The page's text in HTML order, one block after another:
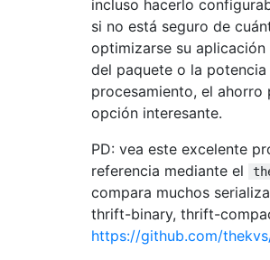
incluso hacerlo
si no está seguro de
optimizarse su aplicación
del paquete o la potencia
procesamiento, el ahorro
opción interesante.
PD: vea este excelente
referencia mediante el
compara muchos
thrift-binary, thrift-
https://github.com/